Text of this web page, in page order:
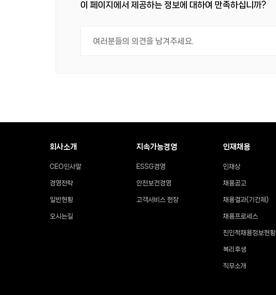
이 페이지에서 제공하는 정보에 대하여 만족하십니까?
회사소개
CEO인사말
경영전략
일반현황
오시는길
지속가능경영
ESSG경영
안전보건경영
고객서비스 헌장
인재채용
인재상
채용공고
채용결과(기간제)
채용프로세스
친인척채용정보현황
복리후생
직무소개